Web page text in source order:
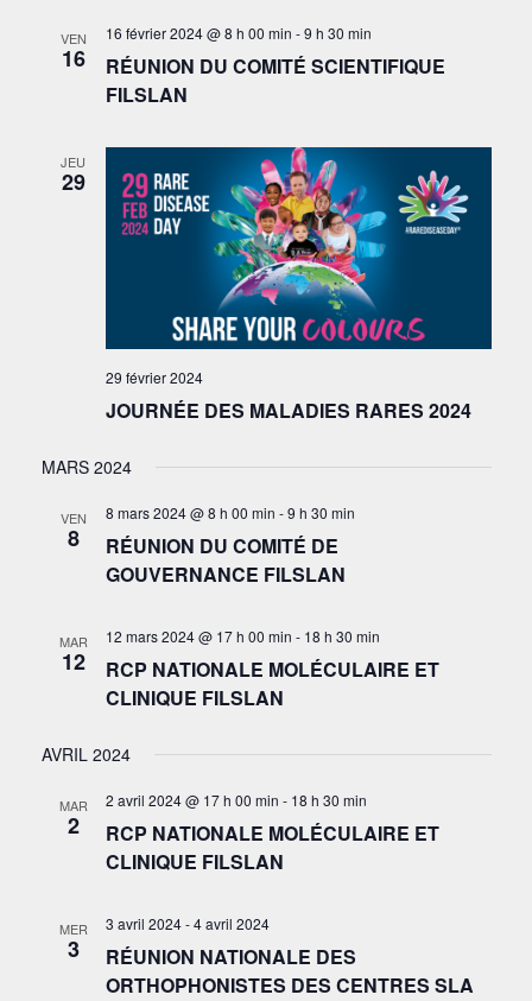
VEN
16
16 février 2024 @ 8 h 00 min -9 h 30 min
RÉUNION DU COMITÉ SCIENTIFIQUE
FILSLAN
JEU
29
29 février 2024
JOURNÉE DES MALADIES RARES 2024
MARS 2024
VEN
8
8 mars 2024 @ 8 h 00 min -9 h 30 min
RÉUNION DU COMITÉ DE
GOUVERNANCE FILSLAN
MAR
12
12 mars 2024 @ 17 h 00 min - 18 h 30 min
RCP NATIONALE MOLÉCULAIRE ET
CLINIQUE FILSLAN
AVRIL 2024
MAR
2
2 avril 2024 @ 17 h 00 min - 18 h 30 min
RCP NATIONALE MOLÉCULAIRE ET
CLINIQUE FILSLAN
MER
3
3 avril 2024-4 avril 2024
RÉUNION NATIONALE DES
ORTHOPHONISTES DES CENTRES SLA